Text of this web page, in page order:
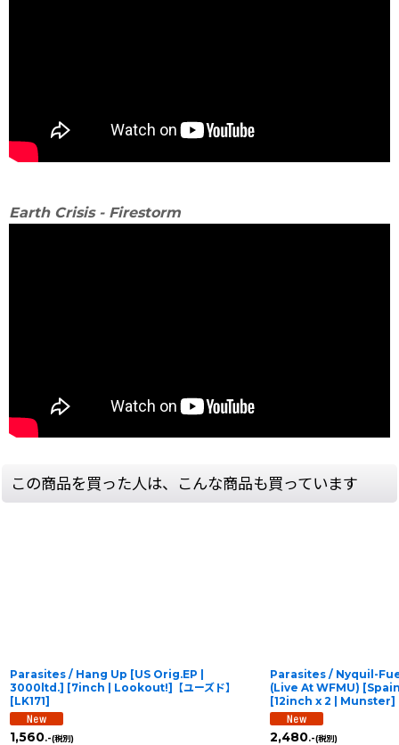
Earth Crisis - Firestorm
この商品を買った人は、こんな商品も買っています
Parasites / Hang Up [US Orig.EP |
3000ltd.] [7inch | Lookout!]【ユーズド】
[LK171]
1,560.-(税別)
Parasites / Nyquil-
(Live At WFMU)
[12inch x 2 | Munster]
2,480.-(税別)